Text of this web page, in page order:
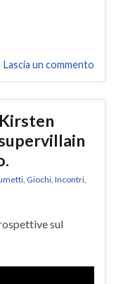
Lascia un commento
Giochi Incontri
sul